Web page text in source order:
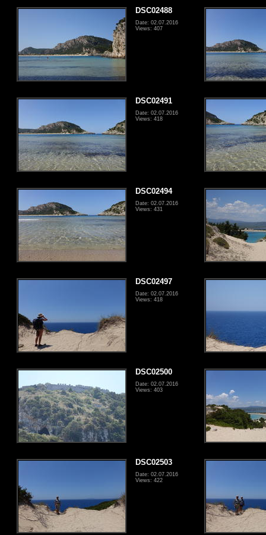
DSC02488
Date: 02.07.2016
Views: 407
DSC02491
Date: 02.07.2016
Views: 418
DSC02494
Date: 02.07.2016
Views: 431
DSC02497
Date: 02.07.2016
Views: 418
DSC02500
Date: 02.07.2016
Views: 403
DSC02503
Date: 02.07.2016
Views: 422